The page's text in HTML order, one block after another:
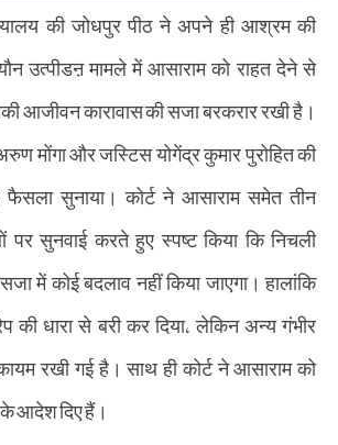
की जोधपुर पीठ ने अपने ही आश्रम की
उत्पीडऩ मामले में आसाराम को राहत देने से
आजीवन कारावास की सजा बरकरार रखी है।
मोंगा और जस्टिस योगेंद्र कुमार पुरोहित की
सुनाया। कोर्ट ने आसाराम समेत तीन
पर सुनवाई करते हुए स्पष्ट किया कि निचली
में कोई बदलाव नहीं किया जाएगा। हालांकि
धारा से बरी कर दिया, लेकिन अन्य गंभीर
रखी गई है। साथ ही कोर्ट ने आसाराम को
आदेश दिए हैं।